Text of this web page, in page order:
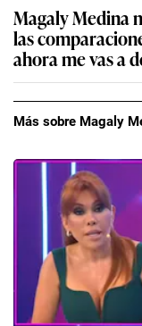
Magaly Medina
las
ahora me vas a
Más sobre Magaly